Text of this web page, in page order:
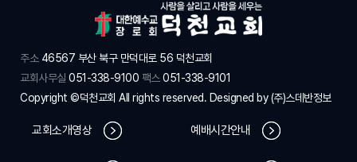
주소 46567 부산 북구 만덕대로 56 덕천교회
교회사무실 051-338-9100 팩스051-338-9101
Copyright ©덕천교회 All rights reserved. Designed by(주)스데반정보
교회소개영상 예배시간안내